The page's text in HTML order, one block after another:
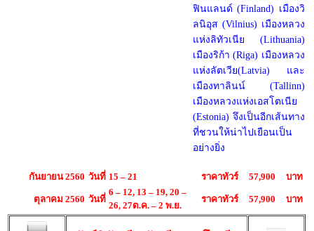
ฟินแลนด์ (Finland) เมืองวิ
ลนิอุส (Vilnius) เมืองหลวง
แห่งลิทัวเนีย (Lithuania)
เมืองริก้า (Riga) เมืองหลวง
แห่งลัตเวีย(Latvia) และ
เมืองทาลินน์ (Tallinn)
เมืองหลวงแห่งเอสโตเนีย
(Estonia) จึงเป็นอีกเส้นทาง
ที่ชวนให้น่าไปเยือนเป็น
อย่างยิ่ง
กันยายน 2560 วันที่ 15 – 21 ราคาทัวร์ 57,900 บาท
ตุลาคม 2560 วันที่
6 – 12, 13 – 19, 20 –
26, 27ต.ค. – 2 พ.ย.
ราคาทัวร์ 57,900 บาท